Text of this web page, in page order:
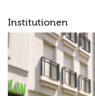
Institutionen